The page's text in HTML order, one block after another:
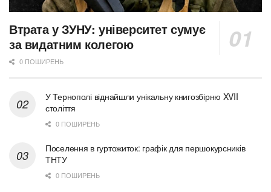
Втрата у ЗУНУ: університет сумує
за видатним колегою
0 ПОШИРЕНЬ
У Тернополі віднайшли унікальну книгозбірню XVII
століття
0 ПОШИРЕНЬ
Поселення в гуртожиток: графік для першокурсників
ТНТУ
0 ПОШИРЕНЬ